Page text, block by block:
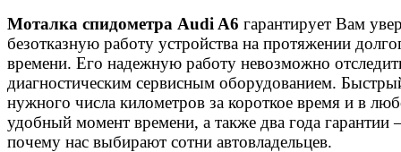
Моталка спидометра Audi A6 гарантирует Вам
безотказную работу устройства на протяжении
времени. Его надежную работу невозможно
диагностическим сервисным оборудованием.
нужного числа километров за короткое время и в
удобный момент времени, а также два года гарантии
почему нас выбирают сотни автовладельцев.